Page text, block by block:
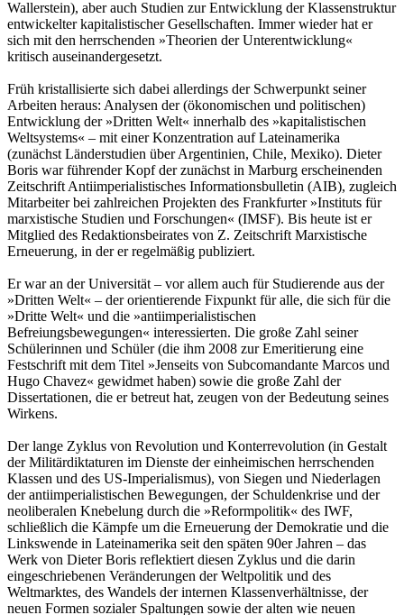
Wallerstein), aber auch Studien zur Entwicklung der Klassenstruktur
entwickelter kapitalistischer Gesellschaften. Immer wieder hat er
sich mit den herrschenden »Theorien der Unterentwicklung«
kritisch auseinandergesetzt.
Früh kristallisierte sich dabei allerdings der Schwerpunkt seiner
Arbeiten heraus: Analysen der (ökonomischen und politischen)
Entwicklung der »Dritten Welt« innerhalb des »kapitalistischen
Weltsystems« – mit einer Konzentration auf Lateinamerika
(zunächst Länderstudien über ­Argentinien, Chile, Mexiko). Dieter
Boris war führender Kopf der zunächst in Marburg erscheinenden
Zeitschrift Antiimperialistisches Informationsbulletin (AIB), zugleich
Mitarbeiter bei zahlreichen Projekten des Frankfurter »Instituts für
marxistische Studien und Forschungen« (IMSF). Bis heute ist er
Mitglied des Redaktionsbeirates von Z. Zeitschrift Marxistische
Erneuerung, in der er regelmäßig publiziert.
Er war an der Universität – vor allem auch für Studierende aus der
»Dritten Welt« – der orientierende Fixpunkt für alle, die sich für die
»Dritte Welt« und die »antiimperialistischen
Befreiungsbewegungen« interessierten. Die große Zahl seiner
Schülerinnen und Schüler (die ihm 2008 zur Emeritierung eine
Festschrift mit dem Titel »Jenseits von Subcomandante Marcos und
Hugo Chavez« gewidmet haben) sowie die große Zahl der
Dissertationen, die er betreut hat, zeugen von der Bedeutung seines
Wirkens.
Der lange Zyklus von Revolution und Konterrevolution (in Gestalt
der Militärdiktaturen im Dienste der einheimischen herrschenden
Klassen und des US-Imperialismus), von Siegen und Niederlagen
der antiimperialistischen Bewegungen, der Schuldenkrise und der
neoliberalen Knebelung durch die »Reformpolitik« des IWF,
schließlich die Kämpfe um die Erneuerung der Demokratie und die
Linkswende in Lateinamerika seit den späten 90er Jahren – das
Werk von Dieter Boris reflektiert diesen Zyklus und die darin
eingeschriebenen Veränderungen der Weltpolitik und des
Weltmarktes, des Wandels der internen Klassenverhältnisse, der
neuen Formen sozialer Spaltungen sowie der alten wie neuen